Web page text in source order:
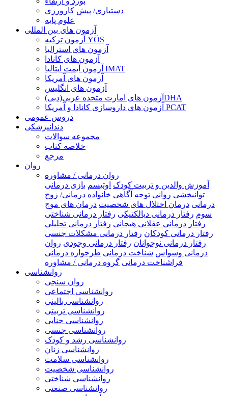
دستیاری/ پیش کارورزی
علوم پایه
آزمون های بین المللی
آزمون تركيه YÖS
آزمون های استرالیا
آزمون های کانادا
آزمون آیمت ایتالیا IMAT
آزمون های آمریکا
آزمون های انگلیس
آزمون های امارت متحده عربی(دبی)DHA
آزمون های داروسازی کانادا و آمریکا PCAT
دروس عمومی
دندانپزشکی
مجموعه سوالات
خلاصه کتاب
مرجع
روان
روان درمانی / مشاوره
آموزش والدین و تربیت کودک اوتیسم بازی درمانی
توانبخشی روانی توجه آگاهی خانواده درمانی/ زوج
درمانی درمان اختلال های شخصیت درمان های موج
سوم رفتار درمانی دیالکتیکی رفتار درمانی شناختی
رفتار درمانی عقلانی هیجانی رفتار درمانی تحلیلی
رفتار درمانی کودکان رفتار درمانی مشکلات جنسی
رفتار درمانی نوجوانان رفتار درمانی وجودی روان
درمانی وسواس شناخت درمانی طرحواره درمانی
فراشناخت درمانی گروه درمانی / مشاوره
روانشناسی
روان سنجی
روانشناسی اجتماعی
روانشناسی بالینی
روانشناسی تربیتی
روانشناسی جنایی
روانشناسی جنسی
روانشناسی رشد و کودک
روانشناسی زنان
روانشناسی سلامت
روانشناسی شخصیت
روانشناسی شناختی
روانشناسی صنعتی